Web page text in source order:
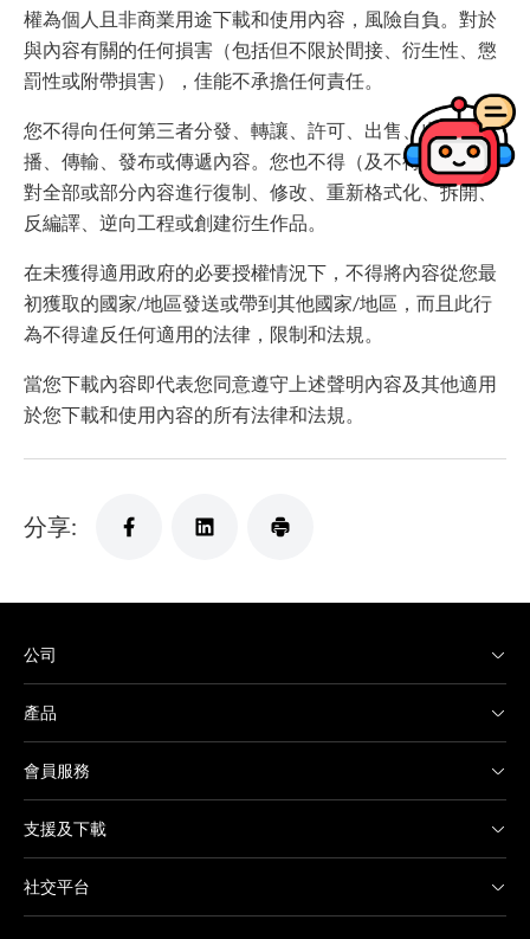
權為個人且非商業用途下載和使用內容，風險自負。對於
與內容有關的任何損害（包括但不限於間接、衍生性、懲
罰性或附帶損害），佳能不承擔任何責任。
您不得向任何第三者分發、轉讓、許可、出售、出租、廣
播、傳輸、發布或傳遞內容。您也不得（及不得讓他人）
對全部或部分內容進行復制、修改、重新格式化、拆開、
反編譯、逆向工程或創建衍生作品。
在未獲得適用政府的必要授權情況下，不得將內容從您最
初獲取的國家/地區發送或帶到其他國家/地區，而且此行
為不得違反任何適用的法律，限制和法規。
當您下載內容即代表您同意遵守上述聲明內容及其他適用
於您下載和使用內容的所有法律和法規。
分享:
公司
產品
會員服務
支援及下載
社交平台